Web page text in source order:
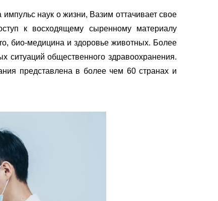
наук о жизни, Вазим оттачивает свое
к восходящему сыренному материалу
био-медицина и здоровье животных. Более
ситуаций общественного здравоохранения.
представлена ​​в более чем 60 странах и